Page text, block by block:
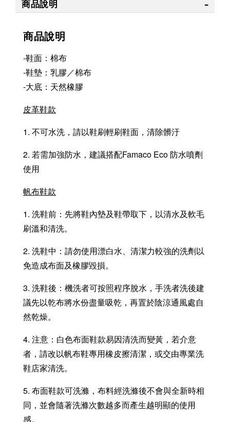
商品說明
商品說明
-鞋面：棉布
-鞋墊：乳膠／棉布
-大底：天然橡膠
皮革鞋款
1. 不可水洗，請以鞋刷輕刷鞋面，清除髒汙
2. 若需加強防水，建議搭配Famaco Eco 防水噴劑
使用
帆布鞋款
1. 洗鞋前：先將鞋內墊及鞋帶取下，以清水及軟毛
刷溫和清洗。
2. 洗鞋中：請勿使用漂白水、清潔力較強的洗劑以
免造成布面及橡膠毀損。
3. 洗鞋後：機洗者可按照程序脫水，手洗者洗後建
議先以乾布將水份盡量吸乾，再置於陰涼通風處自
然乾燥。
4. 注意：白色布面鞋款易因清洗而變黃，若介意
者，請改以帆布鞋專用橡皮擦清潔，或交由專業洗
鞋店家清洗。
5. 布面鞋款可洗滌，布料經洗滌後不會與全新時相
同，並會隨著洗滌次數越多而產生越明顯的使用
感。